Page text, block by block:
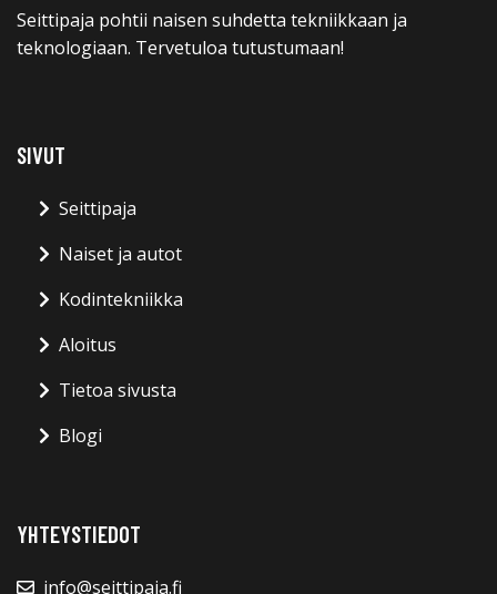
Seittipaja pohtii naisen suhdetta tekniikkaan ja
teknologiaan. Tervetuloa tutustumaan!
SIVUT
Seittipaja
Naiset ja autot
Kodintekniikka
Aloitus
Tietoa sivusta
Blogi
YHTEYSTIEDOT
info@seittipaja.fi